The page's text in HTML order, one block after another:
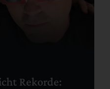
Rekorde: